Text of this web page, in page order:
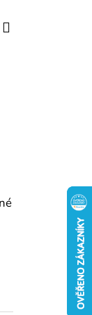
Kontakty
Nákupní